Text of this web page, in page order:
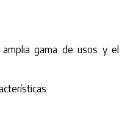
gama de usos y